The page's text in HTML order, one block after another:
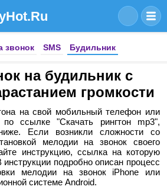
звонок SMS Будильник
на будильник с
громкости
на свой мобильный телефон или
по ссылке "Скачать рингтон mp3",
Если возникли сложности со
мелодии на звонок своего
инструкцию, ссылка на которую
подробно описан процесс
мелодии на звонок iPhone или
системе Android.